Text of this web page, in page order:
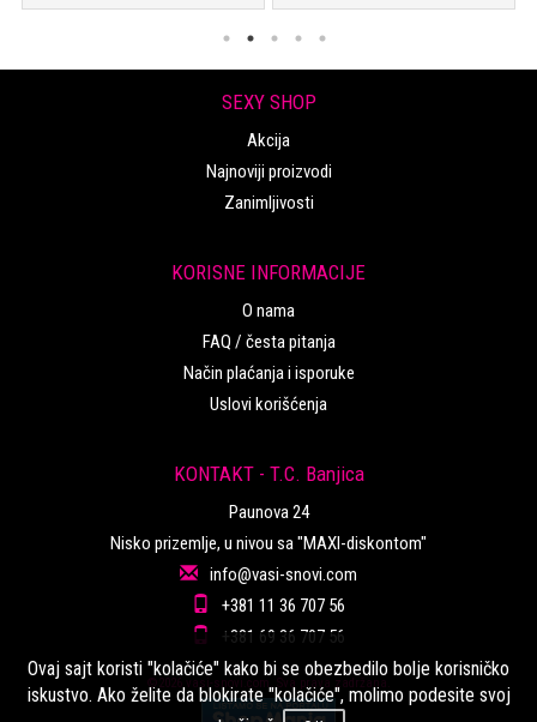
SEXY SHOP
Akcija
Najnoviji proizvodi
Zanimljivosti
KORISNE INFORMACIJE
O nama
FAQ / česta pitanja
Način plaćanja i isporuke
Uslovi korišćenja
KONTAKT - T.C. Banjica
Paunova 24
Nisko prizemlje, u nivou sa "MAXI-diskontom"
info@vasi-snovi.com
+381 11 36 707 56
+381 69 36 707 56
©2026.vasi-snovi.com. Sva prava zadržana.
Ovaj sajt koristi "kolačiće" kako bi se obezbedilo bolje korisničko
iskustvo. Ako želite da blokirate "kolačiće", molimo podesite svoj